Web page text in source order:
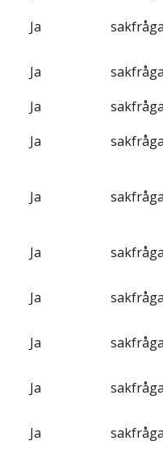
Ja
Ja
Ja
Ja
Ja
Ja
Ja
Ja
Ja
Ja